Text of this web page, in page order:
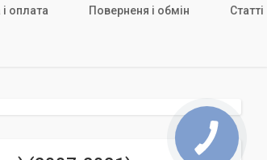
оплата Поверненя і обмін Статті